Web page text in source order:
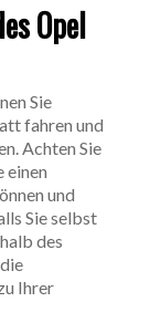
Opel
Sie
fahren und
Achten Sie
einen
und
Sie selbst
des
Ihrer